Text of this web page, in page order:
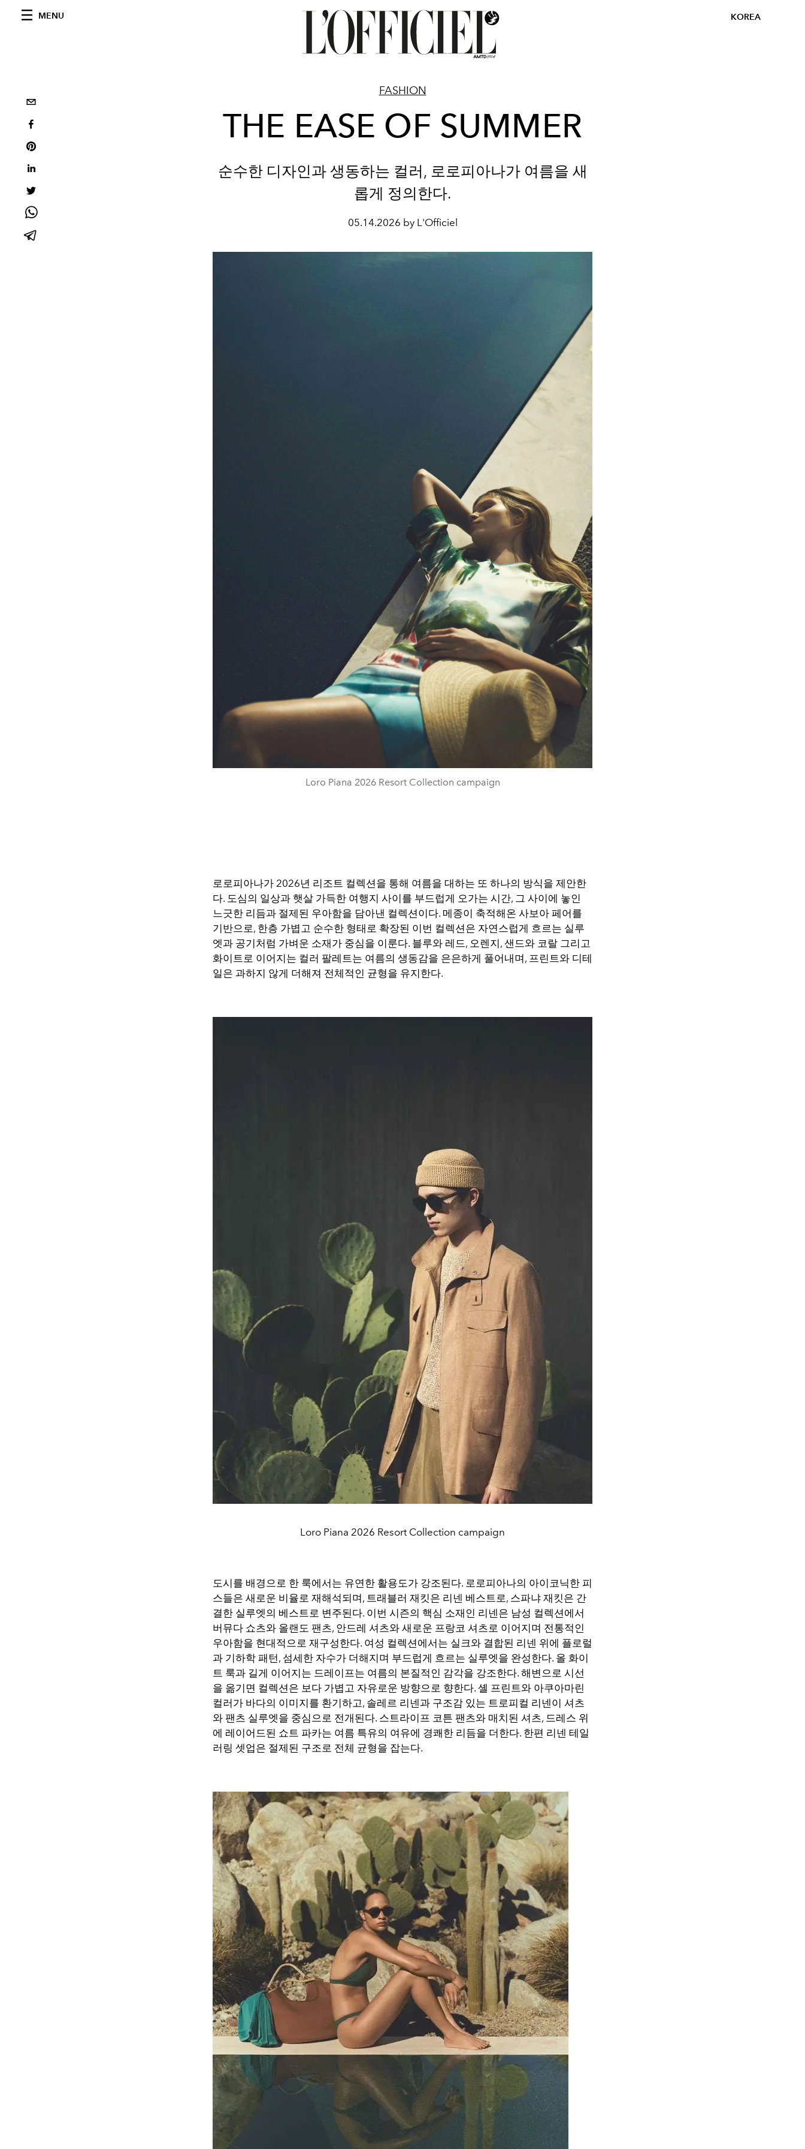
MENU KOREA
FASHION
THE EASE OF SUMMER
순수한 디자인과 생동하는 컬러, 로로피아나가 여름을 새
롭게 정의한다.
05.14.2026 by L'Officiel
Loro Piana 2026 Resort Collection campaign
로로피아나가 2026년 리조트 컬렉션을 통해 여름을 대하는 또 하나의 방식을 제안한
다. 도심의 일상과 햇살 가득한 여행지 사이를 부드럽게 오가는 시간, 그 사이에 놓인
느긋한 리듬과 절제된 우아함을 담아낸 컬렉션이다. 메종이 축적해온 사보아 페어를
기반으로, 한층 가볍고 순수한 형태로 확장된 이번 컬렉션은 자연스럽게 흐르는 실루
엣과 공기처럼 가벼운 소재가 중심을 이룬다. 블루와 레드, 오렌지, 샌드와 코랄 그리고
화이트로 이어지는 컬러 팔레트는 여름의 생동감을 은은하게 풀어내며, 프린트와 디테
일은 과하지 않게 더해져 전체적인 균형을 유지한다.
Loro Piana 2026 Resort Collection campaign
도시를 배경으로 한 룩에서는 유연한 활용도가 강조된다. 로로피아나의 아이코닉한 피
스들은 새로운 비율로 재해석되며, 트래블러 재킷은 리넨 베스트로, 스파냐 재킷은 간
결한 실루엣의 베스트로 변주된다. 이번 시즌의 핵심 소재인 리넨은 남성 컬렉션에서
버뮤다 쇼츠와 올랜도 팬츠, 안드레 셔츠와 새로운 프랑코 셔츠로 이어지며 전통적인
우아함을 현대적으로 재구성한다. 여성 컬렉션에서는 실크와 결합된 리넨 위에 플로럴
과 기하학 패턴, 섬세한 자수가 더해지며 부드럽게 흐르는 실루엣을 완성한다. 올 화이
트 룩과 길게 이어지는 드레이프는 여름의 본질적인 감각을 강조한다. 해변으로 시선
을 옮기면 컬렉션은 보다 가볍고 자유로운 방향으로 향한다. 셸 프린트와 아쿠아마린
컬러가 바다의 이미지를 환기하고, 솔레르 리넨과 구조감 있는 트로피컬 리넨이 셔츠
와 팬츠 실루엣을 중심으로 전개된다. 스트라이프 코튼 팬츠와 매치된 셔츠, 드레스 위
에 레이어드된 쇼트 파카는 여름 특유의 여유에 경쾌한 리듬을 더한다. 한편 리넨 테일
러링 셋업은 절제된 구조로 전체 균형을 잡는다.